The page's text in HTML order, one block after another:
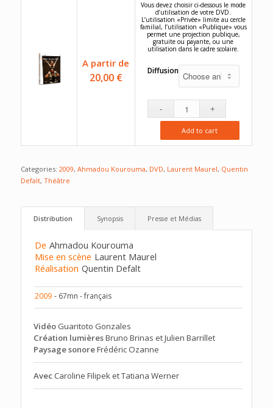
A partir de
20,00 €
Vous devez choisir ci-dessous le mode
d’utilisation de votre DVD.
L’utilisation «Privée» limite au cercle
familial, l’utilisation «Publique» vous
permet une projection publique,
gratuite ou payante, ou une
utilisation dans le cadre scolaire.
Diffusion
Add to cart
Categories: 2009, Ahmadou Kourouma, DVD, Laurent Maurel, Quentin
Defalt, Théâtre
Distribution Synopsis Presse et Médias
De Ahmadou Kourouma
Mise en scène Laurent Maurel
Réalisation Quentin Defalt
2009 - 67mn - français
VidéoGuaritoto Gonzales
Création lumièresBruno Brinas et Julien Barrillet
Paysage sonoreFrédéric Ozanne
AvecCaroline Filipek et Tatiana Werner